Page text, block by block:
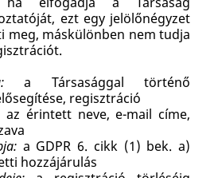
ezt egy jelölőnégyzet
meg, máskülönben nem tudja
a Társasággal történő
regisztráció
az érintett neve, e-mail címe,
a GDPR 6. cikk (1) bek. a)
hozzájárulás